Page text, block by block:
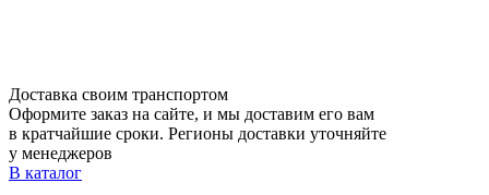
Доставка своим транспортом
Оформите заказ на сайте, и мы доставим его вам
в кратчайшие сроки. Регионы доставки уточняйте
у менеджеров
В каталог